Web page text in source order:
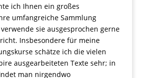
ich Ihnen ein großes
umfangreiche Sammlung
sie ausgesprochen gerne
Insbesondere für meine
schätze ich die vielen
ausgearbeiteten Texte sehr; in
man nirgendwo